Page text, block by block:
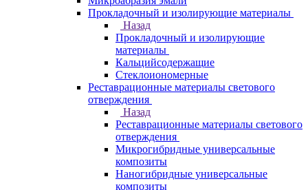
Прокладочный и изолирующие материалы
Назад
Прокладочный и изолирующие
материалы
Кальцийсодержащие
Стеклоиономерные
Реставрационные материалы светового
отверждения
Назад
Реставрационные материалы светового
отверждения
Микрогибридные универсальные
композиты
Наногибридные универсальные
композиты